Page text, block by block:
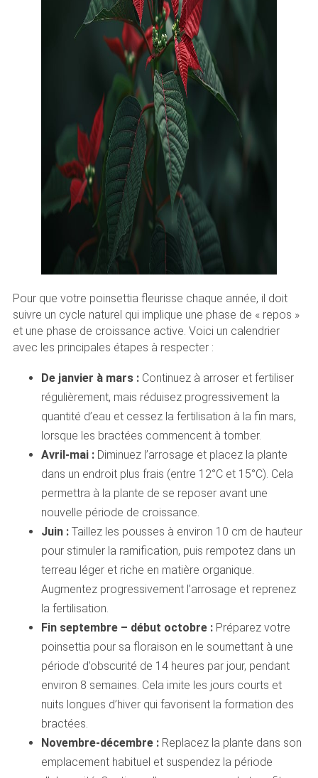
Pour que votre poinsettia fleurisse chaque année, il doit
suivre un cycle naturel qui implique une phase de « repos »
et une phase de croissance active. Voici un calendrier
avec les principales étapes à respecter :
De janvier à mars :Continuez à arroser et fertiliser
régulièrement, mais réduisez progressivement la
quantité d’eau et cessez la fertilisation à la fin mars,
lorsque les bractées commencent à tomber.
Avril-mai :Diminuez l’arrosage et placez la plante
dans un endroit plus frais (entre 12°C et 15°C). Cela
permettra à la plante de se reposer avant une
nouvelle période de croissance.
Juin :Taillez les pousses à environ 10 cm de hauteur
pour stimuler la ramification, puis rempotez dans un
terreau léger et riche en matière organique.
Augmentez progressivement l’arrosage et reprenez
la fertilisation.
Fin septembre – début octobre :Préparez votre
poinsettia pour sa floraison en le soumettant à une
période d’obscurité de 14 heures par jour, pendant
environ 8 semaines. Cela imite les jours courts et
nuits longues d’hiver qui favorisent la formation des
bractées.
Novembre-décembre :Replacez la plante dans son
emplacement habituel et suspendez la période